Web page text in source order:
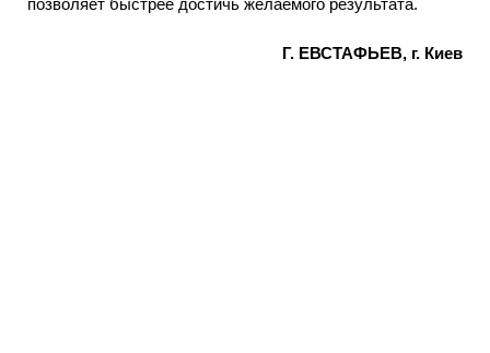
позволяет быстрее достичь желаемого результата.
Г. ЕВСТАФЬЕВ, г. Киев